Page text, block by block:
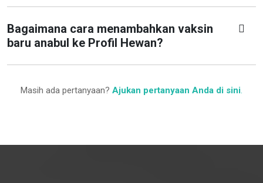
Bagaimana cara menambahkan vaksin
baru anabul ke Profil Hewan?
Masih ada pertanyaan? Ajukan pertanyaan Anda di sini.